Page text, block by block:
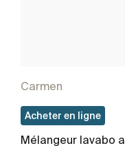
Carmen
Acheter en ligne
Mélangeur lavabo